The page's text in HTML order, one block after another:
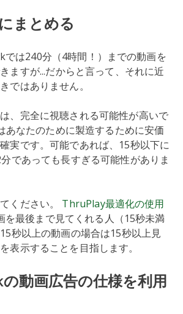
まとめる
では240分（4時間！）までの動画を
ますが...だからと言って、それに近
ではありません。
、完全に視聴される可能性が高いで
あなたのために製造するために安価
実です。可能であれば、15秒以下に
であっても長すぎる可能性がありま
ください。 ThruPlay最適化の使用
を最後まで見てくれる人（15秒未満
秒以上の動画の場合は15秒以上見
表示することを目指します。
動画広告の仕様を利用